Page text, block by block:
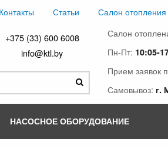
Контакты Статьи Салон отопления
+375 (33) 600 6008
info@ktl.by
Салон
Пн-Пт: 10:05-
Прием заявок
Самовывоз: г.
НАСОСНОЕ ОБОРУДОВАНИЕ